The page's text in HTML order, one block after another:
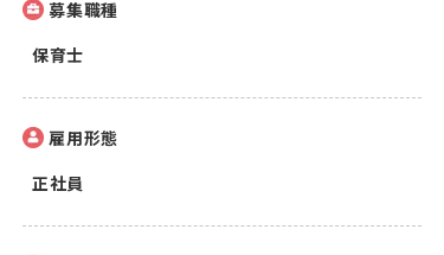
募集職種
保育士
雇用形態
正社員